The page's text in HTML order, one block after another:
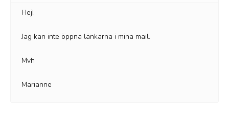
Hej!
Jag kan inte öppna länkarna i mina mail.
Mvh
Marianne